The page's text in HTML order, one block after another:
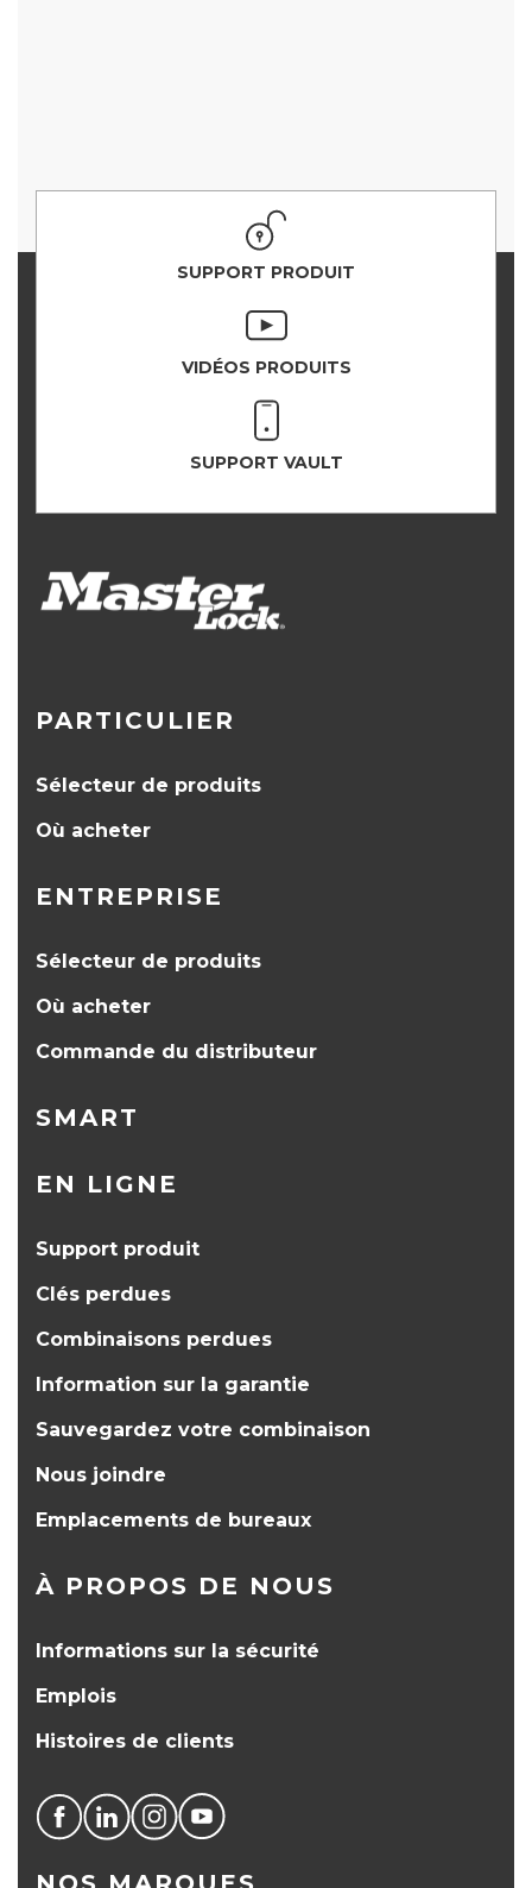
SUPPORT PRODUIT
VIDÉOS PRODUITS
SUPPORT VAULT
PARTICULIER
Sélecteur de produits
Où acheter
ENTREPRISE
Sélecteur de produits
Où acheter
Commande du distributeur
SMART
EN LIGNE
Support produit
Clés perdues
Combinaisons perdues
Information sur la garantie
Sauvegardez votre combinaison
Nous joindre
Emplacements de bureaux
À PROPOS DE NOUS
Informations sur la sécurité
Emplois
Histoires de clients